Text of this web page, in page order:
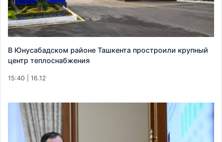
В Юнусабадском районе Ташкента простроили крупный
центр теплоснабжения
15:40 | 16.12